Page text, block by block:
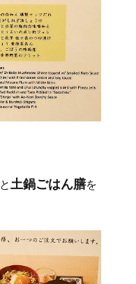
と 土鍋ごはん膳を